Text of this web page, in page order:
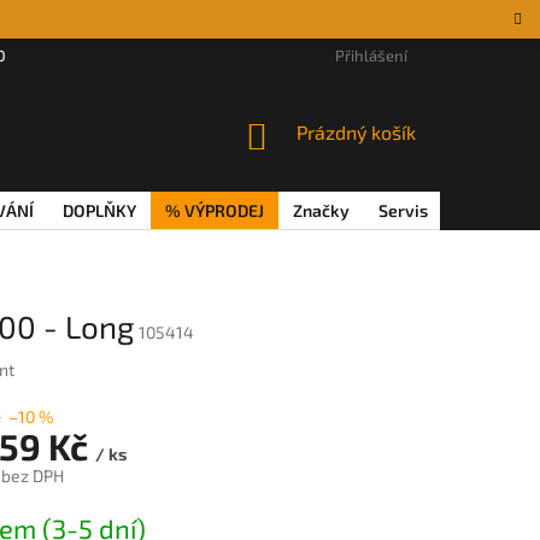
POUKAZY VĚRNOSTNÍ PROGRAM
Přihlášení
NÁKUPNÍ
Prázdný košík
DOPLŇKY % VÝPRODEJ Značky Servis
- Long 105414
–10 %
Kč / ks
DPH
(3-5 dní)